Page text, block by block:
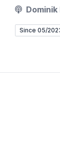
Since 05/